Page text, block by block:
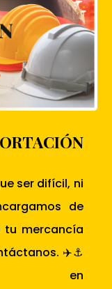
ser difícil, ni
de
mercancía
✈️⚓
en